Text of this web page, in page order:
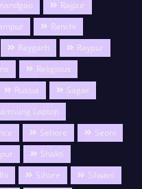
Rajpur
Ranchi
Raygarh
Raypur
Religious
Russia
Sagar
Laptop
Sehore
Seoni
Shakti
Sihore
Silwani